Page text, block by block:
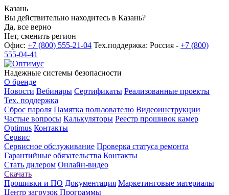
Казань
Вы действительно находитесь в Казань?
Да, все верно
Нет, сменить регион
Офис: +7 (800) 555-21-04 Тех.поддержка: Россия - +7 (800)
555-04-41
Надежные системы безопасности
О бренде
Новости Вебинары Сертификаты Реализованные проекты
Тех. поддержка
Сброс пароля Памятка пользователю Видеоинструкции
Частые вопросы Калькуляторы Реестр прошивок камер
Optimus Контакты
Сервис
Сервисное обслуживание Проверка статуса ремонта
Гарантийные обязательства Контакты
Стать дилером Онлайн-видео
Скачать
Прошивки и ПО Документация Маркетинговые материалы
Центр загрузок Программы